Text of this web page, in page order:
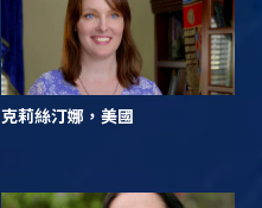
克莉絲汀娜，美國